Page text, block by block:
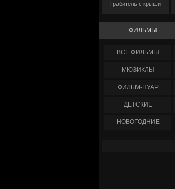
Грабитель с крыши
ФИЛЬМЫ
ФИЛЬМЫ
МЮЗИКЛЫ
ФИЛЬМ-НУАР
ДЕТСКИЕ
НОВОГОДНИЕ